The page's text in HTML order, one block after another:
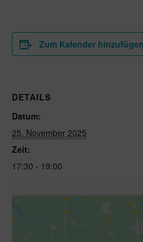
Zum Kalender hinzufügen
DETAILS
Datum:
25. November 2025
Zeit:
17:30 - 19:00